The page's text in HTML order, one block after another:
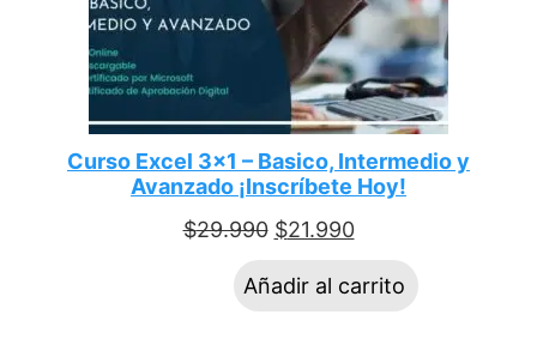
Curso Excel 3×1 – Basico, Intermedio y
Avanzado ¡Inscríbete Hoy!
$29.990 $21.990
Añadir al carrito